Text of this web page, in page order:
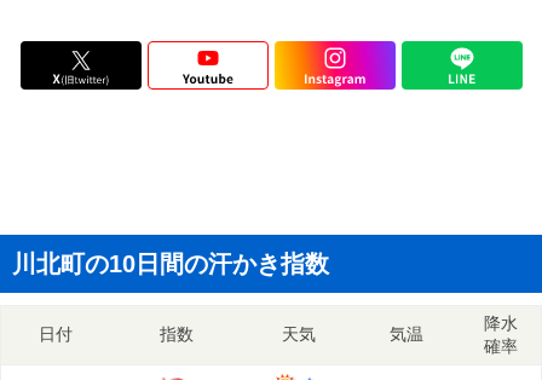
川北町の10日間の汗かき指数
日付 指数 天気 気温
降水
確率